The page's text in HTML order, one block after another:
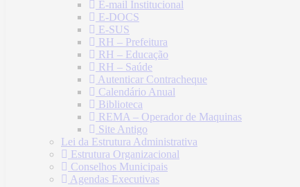
E-mail Institucional
E-DOCS
E-SUS
RH – Prefeitura
RH – Educação
RH – Saúde
Autenticar Contracheque
Calendário Anual
Biblioteca
REMA – Operador de Maquinas
Site Antigo
Lei da Estrutura Administrativa
Estrutura Organizacional
Conselhos Municipais
Agendas Executivas